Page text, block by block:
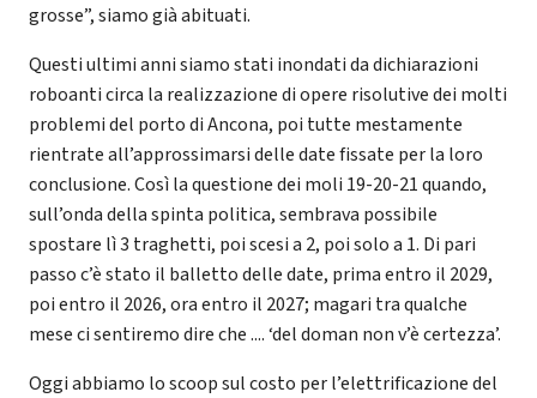
grosse”, siamo già abituati.
Questi ultimi anni siamo stati inondati da dichiarazioni
roboanti circa la realizzazione di opere risolutive dei molti
problemi del porto di Ancona, poi tutte mestamente
rientrate all’approssimarsi delle date fissate per la loro
conclusione. Così la questione dei moli 19-20-21 quando,
sull’onda della spinta politica, sembrava possibile
spostare lì 3 traghetti, poi scesi a 2, poi solo a 1. Di pari
passo c’è stato il balletto delle date, prima entro il 2029,
poi entro il 2026, ora entro il 2027; magari tra qualche
mese ci sentiremo dire che .... ‘del doman non v’è certezza’.
Oggi abbiamo lo scoop sul costo per l’elettrificazione del